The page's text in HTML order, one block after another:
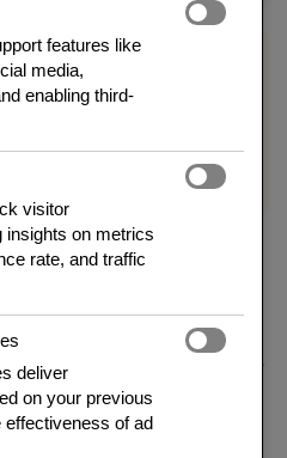
hindurch lesbar sein
zu dick lässt, bekommt zähen
(Boskoop), 80 g Zucker, 2 TL Zimt,
80 g Butter
Puderzucker
features like
media,
enabling third-
visitor
insights on metrics
rate, and traffic
deliver
on your previous
of ad